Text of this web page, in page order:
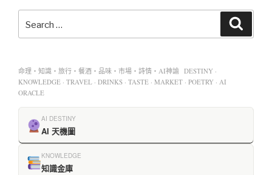
命理・知識・旅行・餐酒・品味・市場・詩情・AI神諭 DESTINY ·
KNOWLEDGE · TRAVEL · DRINKS · TASTE · MARKET · POETRY · AI
ORACLE
AI DESTINY
AI 天機圖
KNOWLEDGE
知識金庫